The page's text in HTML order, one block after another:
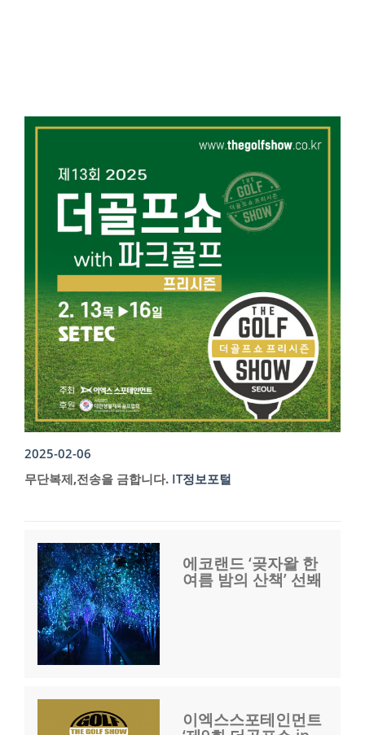
2025-02-06
무단복제,전송을 금합니다. IT정보포털
에코랜드 ‘곶자왈 한
여름 밤의 산책’ 선봬
이엑스스포테인먼트